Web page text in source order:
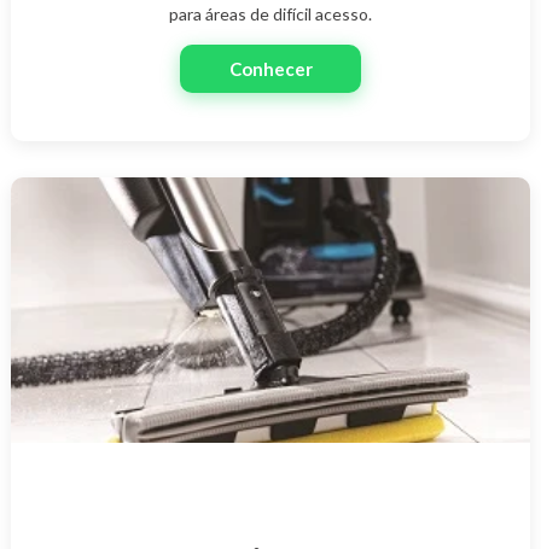
para áreas de difícil acesso.
Conhecer